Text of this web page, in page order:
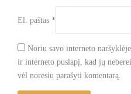
El. paštas *
Noriu savo interneto
ir interneto puslapį, kad jų
vėl norėsiu parašyti komentarą.